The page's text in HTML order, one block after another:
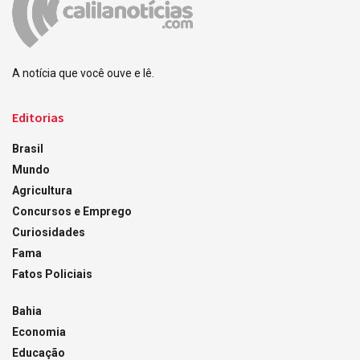
A notícia que você ouve e lê.
Editorias
Brasil
Mundo
Agricultura
Concursos e Emprego
Curiosidades
Fama
Fatos Policiais
Bahia
Economia
Educação